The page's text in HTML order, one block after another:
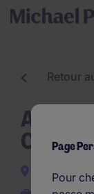
Retour
Grasse
Page
Pour